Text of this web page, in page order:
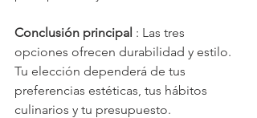
Conclusión principal : Las tres
opciones ofrecen durabilidad y estilo.
Tu elección dependerá de tus
preferencias estéticas, tus hábitos
culinarios y tu presupuesto.